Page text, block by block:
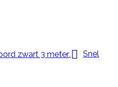
 Snel